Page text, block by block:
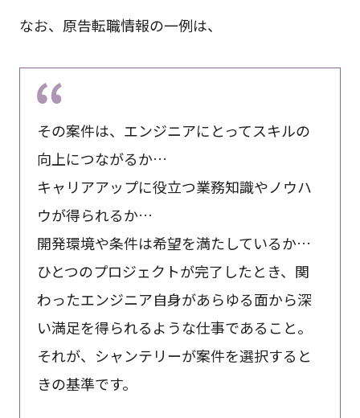
なお、原告転職情報の一例は、
その案件は、エンジニアにとってスキルの
向上につながるか…
キャリアアップに役立つ業務知識やノウハ
ウが得られるか…
開発環境や条件は希望を満たしているか…
ひとつのプロジェクトが完了したとき、関
わったエンジニア自身があらゆる面から深
い満足を得られるような仕事であること。
それが、シャンテリーが案件を選択すると
きの基準です。